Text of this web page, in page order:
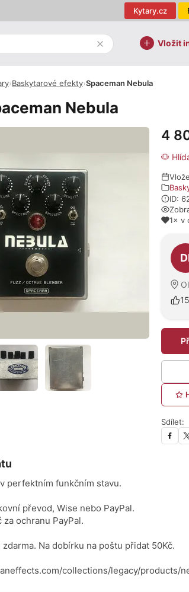
Kytary.cz
Vložit
›Baskytarové efekty›Spaceman Nebula
Nebula
4
🐶
ID:
1× v
O
15
Sdílet:
perfektním funkčním stavu.
převod, Wise nebo PayPal.
ochranu PayPal.
zdarma. Na dobírku na poštu přidat 50Kč.
collections/legacy/products/